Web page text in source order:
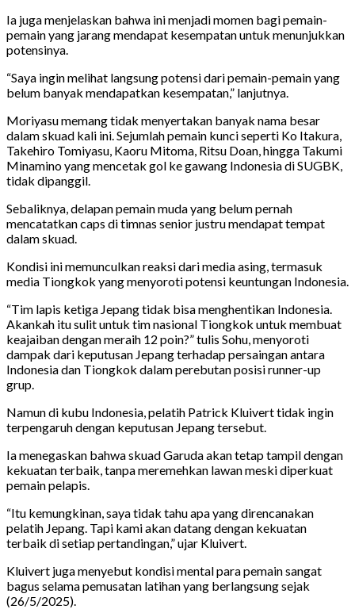
Ia juga menjelaskan bahwa ini menjadi momen bagi pemain-
pemain yang jarang mendapat kesempatan untuk menunjukkan
potensinya.
“Saya ingin melihat langsung potensi dari pemain-pemain yang
belum banyak mendapatkan kesempatan,” lanjutnya.
Moriyasu memang tidak menyertakan banyak nama besar
dalam skuad kali ini. Sejumlah pemain kunci seperti Ko Itakura,
Takehiro Tomiyasu, Kaoru Mitoma, Ritsu Doan, hingga Takumi
Minamino yang mencetak gol ke gawang Indonesia di SUGBK,
tidak dipanggil.
Sebaliknya, delapan pemain muda yang belum pernah
mencatatkan caps di timnas senior justru mendapat tempat
dalam skuad.
Kondisi ini memunculkan reaksi dari media asing, termasuk
media Tiongkok yang menyoroti potensi keuntungan Indonesia.
“Tim lapis ketiga Jepang tidak bisa menghentikan Indonesia.
Akankah itu sulit untuk tim nasional Tiongkok untuk membuat
keajaiban dengan meraih 12 poin?” tulis Sohu, menyoroti
dampak dari keputusan Jepang terhadap persaingan antara
Indonesia dan Tiongkok dalam perebutan posisi runner-up
grup.
Namun di kubu Indonesia, pelatih Patrick Kluivert tidak ingin
terpengaruh dengan keputusan Jepang tersebut.
Ia menegaskan bahwa skuad Garuda akan tetap tampil dengan
kekuatan terbaik, tanpa meremehkan lawan meski diperkuat
pemain pelapis.
“Itu kemungkinan, saya tidak tahu apa yang direncanakan
pelatih Jepang. Tapi kami akan datang dengan kekuatan
terbaik di setiap pertandingan,” ujar Kluivert.
Kluivert juga menyebut kondisi mental para pemain sangat
bagus selama pemusatan latihan yang berlangsung sejak
(26/5/2025).